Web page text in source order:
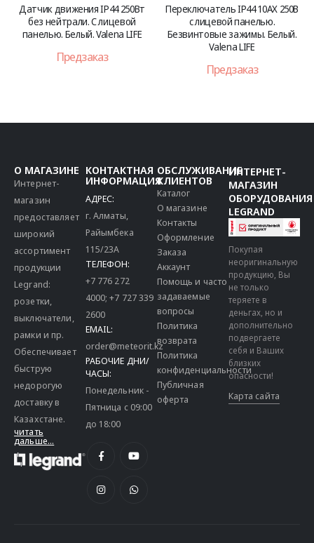
Датчик движения IP44 250Вт
без нейтрали. С лицевой
панелью. Белый. Valena LIFE
Предзаказ
Переключатель IP44 10АХ 250В
с лицевой панелью.
Безвинтовые зажимы. Белый.
Valena LIFE
Предзаказ
О МАГАЗИНЕ
Интернет-
магазин
предоставляет
широкий
ассортимент
продукции
Legrand:
розетки,
выключатели,
рамки и пр.
Обеспечивает
быструю
недорогую
доставку в
Казахстане.
читать
дальше...
КОНТАКТНАЯ
ИНФОРМАЦИЯ
АДРЕС:
г. Алматы,
Райымбека
115/23A
ТЕЛЕФОН:
+7 776 272
4000;+7 727 339
2600
EMAIL:
order@meteorit.kz
РАБОЧИЕ ДНИ/
ЧАСЫ:
Понедельник -
Пятница с 09:00
до 18:00
ОБСЛУЖИВАНИЕ
КЛИЕНТОВ
Каталог
О магазине
Контакты
Оформление
Заказа
Аккаунт
Помощь и часто
задаваемые
вопросы
Политика
возврата
Политика
конфиденциальности
Публичная
оферта
ИНТЕРНЕТ-
МАГАЗИН
ОБОРУДОВАНИЯ
LEGRAND
Покупая
неоригинальную
продукцию, Вы
не только
теряете в
деньгах, но и
дополнительно
подвергаете
себя и Ваших
близких
опасности!
Карта сайта